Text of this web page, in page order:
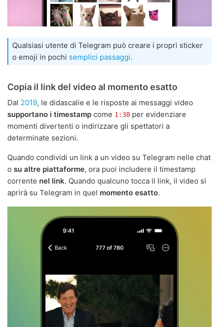
Qualsiasi utente di Telegram può creare i propri sticker
o emoji in pochi semplici passaggi.
Copia il link del video al momento esatto
Dal 2019, le didascalie e le risposte ai messaggi video
supportano i timestamp come 1:38 per evidenziare
momenti divertenti o indirizzare gli spettatori a
determinate sezioni.
Quando condividi un link a un video su Telegram nelle chat
o su altre piattaforme, ora puoi includere il timestamp
corrente nel link. Quando qualcuno tocca il link, il video si
aprirà su Telegram in quel momento esatto.